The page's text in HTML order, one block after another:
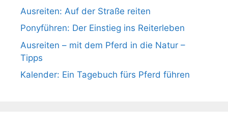
Ausreiten: Auf der Straße reiten
Ponyführen: Der Einstieg ins Reiterleben
Ausreiten – mit dem Pferd in die Natur –
Tipps
Kalender: Ein Tagebuch fürs Pferd führen